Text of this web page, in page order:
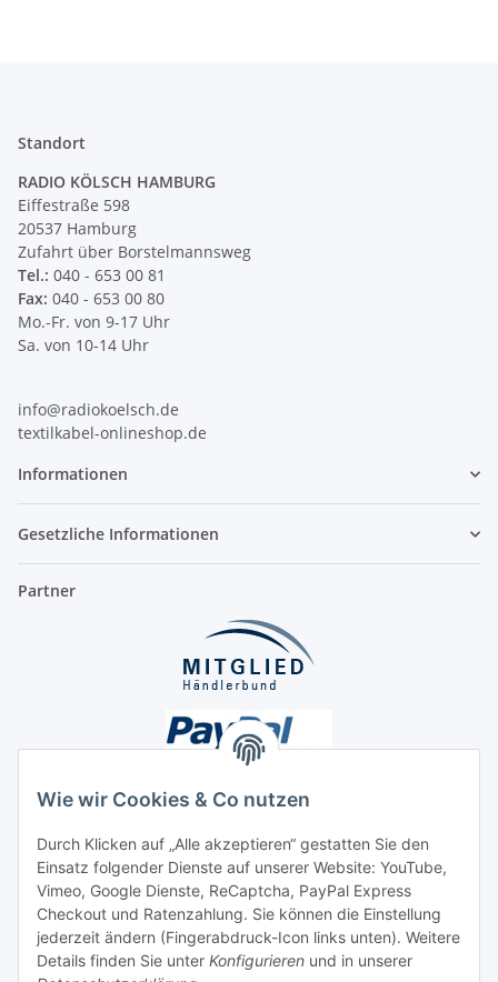
Wie wir Cookies & Co nutzen
Durch Klicken auf „Alle akzeptieren“ gestatten Sie den
Einsatz folgender Dienste auf unserer Website: YouTube,
Vimeo, Google Dienste, ReCaptcha, PayPal Express
Checkout und Ratenzahlung. Sie können die Einstellung
jederzeit ändern (Fingerabdruck-Icon links unten). Weitere
Details finden Sie unter Konfigurieren und in unserer
Standort
RADIO KÖLSCH HAMBURG
Eiffestraße 598
20537 Hamburg
Zufahrt über Borstelmannsweg
Tel.: 040 - 653 00 81
Fax: 040 - 653 00 80
Mo.-Fr. von 9-17 Uhr
Sa. von 10-14 Uhr
info@radiokoelsch.de
textilkabel-onlineshop.de
Informationen
Gesetzliche Informationen
Partner
Unsere Seiten
Social Media